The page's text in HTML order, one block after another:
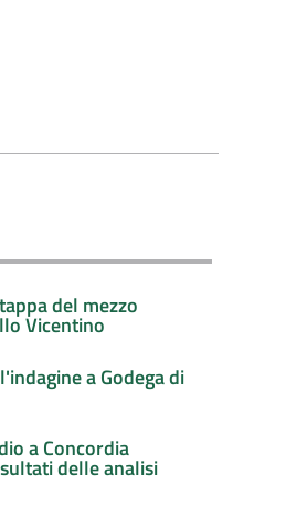
del mezzo
Vicentino
a Godega di
a Concordia
delle analisi